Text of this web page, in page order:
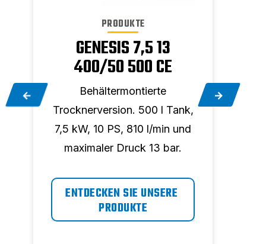
PRODUKTE
GENESIS 7,5 13
400/50 500 CE
Behältermontierte
Trocknerversion. 500 l Tank,
7,5 kW, 10 PS, 810 l/min und
maximaler Druck 13 bar.
ENTDECKEN SIE UNSERE
PRODUKTE